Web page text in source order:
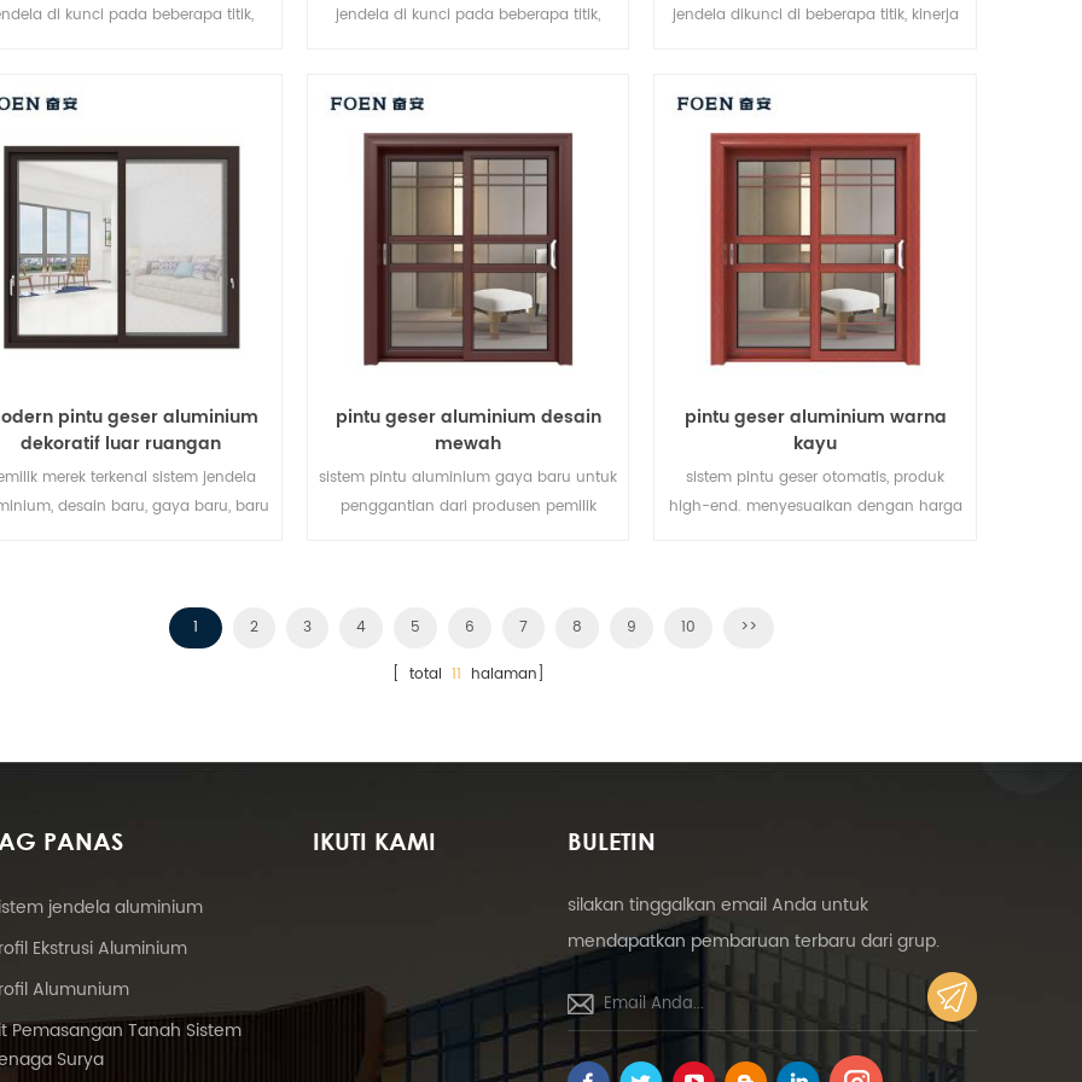
di kunci pada beberapa titik,
pintu untuk memenuhi berbagai
jendela di kunci pada beberapa titik,
bervariasi untuk memenuhi kebutuhan
arsitektur yang berbeda
jendela dikunci di beberapa titik, kinerja
pintu untuk memenuhi berbagai
kebutuhan arsitektur.
pintu geser aluminium
dekoratif luar ruangan
merek terkenal sistem jendela
desain baru, gaya baru, baru
pintu geser aluminium desain
mewah
sistem pintu aluminium gaya baru untuk
penggantian dari produsen pemilik
pintu geser aluminium warna
kayu
sistem pintu geser otomatis, produk
high-end. menyesuaikan dengan harga
1 2 3 4 5 6 7 8 9 10 >>
[ total 11 halaman]
PANAS
jendela aluminium
Ekstrusi Aluminium
Alumunium
Pemasangan Tanah Sistem
Surya
IKUTI KAMI BULETIN
silakan tinggalkan email Anda untuk
mendapatkan pembaruan terbaru dari grup.